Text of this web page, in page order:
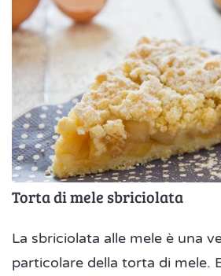
Torta di mele sbriciolata
La sbriciolata alle mele è una
particolare della torta di mele.